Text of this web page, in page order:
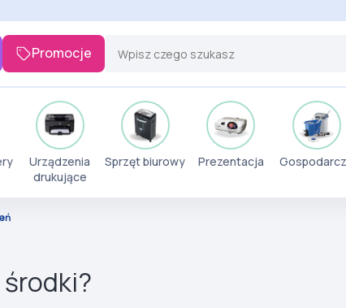
Promocje
Urządzenia
drukujące
Sprzęt biurowy Prezentacja